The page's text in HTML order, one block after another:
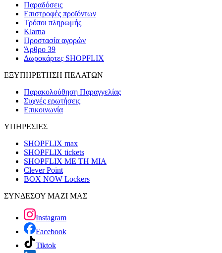
Παραδόσεις
Επιστροφές προϊόντων
Τρόποι πληρωμής
Klarna
Προστασία αγορών
Άρθρο 39
Δωροκάρτες SHOPFLIX
ΕΞΥΠΗΡΕΤΗΣΗ ΠΕΛΑΤΩΝ
Παρακολούθηση Παραγγελίας
Συχνές ερωτήσεις
Επικοινωνία
ΥΠΗΡΕΣΙΕΣ
SHOPFLIX max
SHOPFLIX tickets
SHOPFLIX ΜΕ ΤΗ ΜΙΑ
Clever Point
BOX NOW Lockers
ΣΥΝΔΕΣΟΥ ΜΑΖΙ ΜΑΣ
Instagram
Facebook
Tiktok